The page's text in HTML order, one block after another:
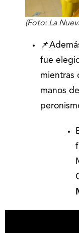
(Foto: La
fue
mientras
manos de